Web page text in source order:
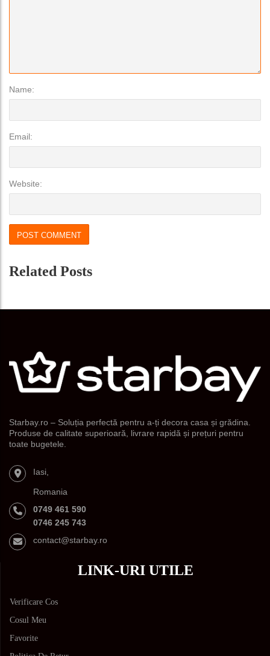
Name:
Email:
Website:
Related Posts
Starbay.ro – Soluția perfectă pentru a-ți decora casa și grădina.
Produse de calitate superioară, livrare rapidă și prețuri pentru
toate bugetele.
Iasi,
Romania
0749 461 590
0746 245 743
contact@starbay.ro
LINK-URI UTILE
Verificare Cos
Cosul Meu
Favorite